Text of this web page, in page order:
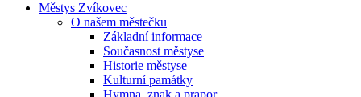
Městys Zvíkovec
O našem městečku
Základní informace
Současnost městyse
Historie městyse
Kulturní památky
Hymna, znak a prapor